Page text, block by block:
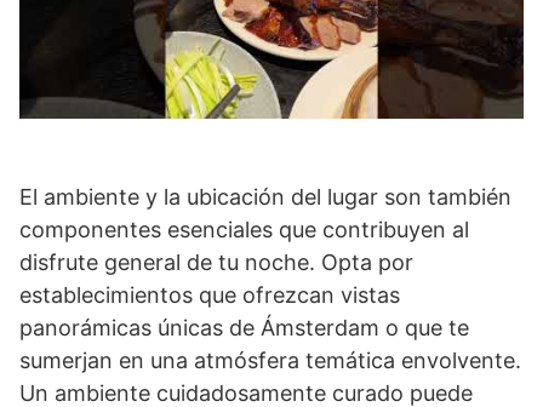
El ambiente y la ubicación del lugar son también
componentes esenciales que contribuyen al
disfrute general de tu noche. Opta por
establecimientos que ofrezcan vistas
panorámicas únicas de Ámsterdam o que te
sumerjan en una atmósfera temática envolvente.
Un ambiente cuidadosamente curado puede